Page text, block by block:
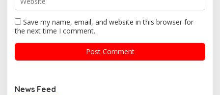
Save my name, email, and website in this browser for
the next time I comment.
News Feed